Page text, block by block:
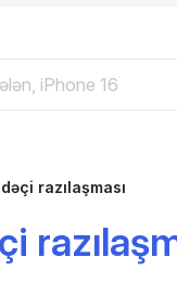
razılaşması